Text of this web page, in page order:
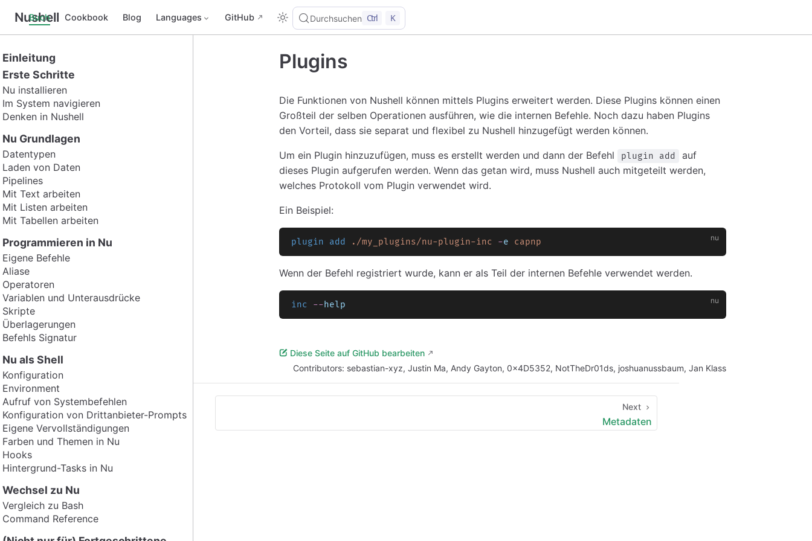
Nushell
Buch Cookbook Blog Languages GitHub Durchsuchen Ctrl K
Einleitung
Erste Schritte
Nu installieren
Im System navigieren
Denken in Nushell
Nu Grundlagen
Datentypen
Laden von Daten
Pipelines
Mit Text arbeiten
Mit Listen arbeiten
Mit Tabellen arbeiten
Programmieren in Nu
Eigene Befehle
Aliase
Operatoren
Variablen und Unterausdrücke
Skripte
Überlagerungen
Befehls Signatur
Nu als Shell
Konfiguration
Environment
Aufruf von Systembefehlen
Konfiguration von Drittanbieter-Prompts
Eigene Vervollständigungen
Farben und Themen in Nu
Hooks
Hintergrund-Tasks in Nu
Wechsel zu Nu
Vergleich zu Bash
Command Reference
Plugins
Die Funktionen von Nushell können mittels Plugins erweitert werden. Diese Plugins können einen
Großteil der selben Operationen ausführen, wie die internen Befehle. Noch dazu haben Plugins
den Vorteil, dass sie separat und flexibel zu Nushell hinzugefügt werden können.
Um ein Plugin hinzuzufügen, muss es erstellt werden und dann der Befehl plugin add
auf
dieses Plugin aufgerufen werden. Wenn das getan wird, muss Nushell auch mitgeteilt werden,
welches Protokoll vom Plugin verwendet wird.
Ein Beispiel:
plugin add ./my_plugins/nu-plugin-inc -e capnp
Wenn der Befehl registriert wurde, kann er als Teil der internen Befehle verwendet werden.
inc --help
Diese Seite auf GitHub bearbeiten
Contributors: sebastian-xyz, Justin Ma, Andy Gayton, 0x4D5352, NotTheDr01ds, joshuanussbaum, Jan Klass
Next
Metadaten